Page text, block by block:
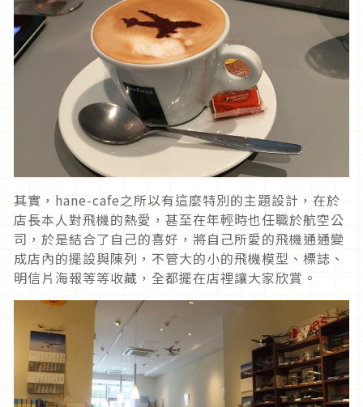
其實，hane-cafe之所以有這麼特別的主題設計，在於
店長本人對飛機的熱愛，甚至在年輕時也任職於航空公
司，於是結合了自己的喜好，將自己所愛的飛機通通變
成店內的擺設與陳列，不管大的小的飛機模型、標誌、
明信片海報等等收藏，全都擺在店裡讓大家欣賞。